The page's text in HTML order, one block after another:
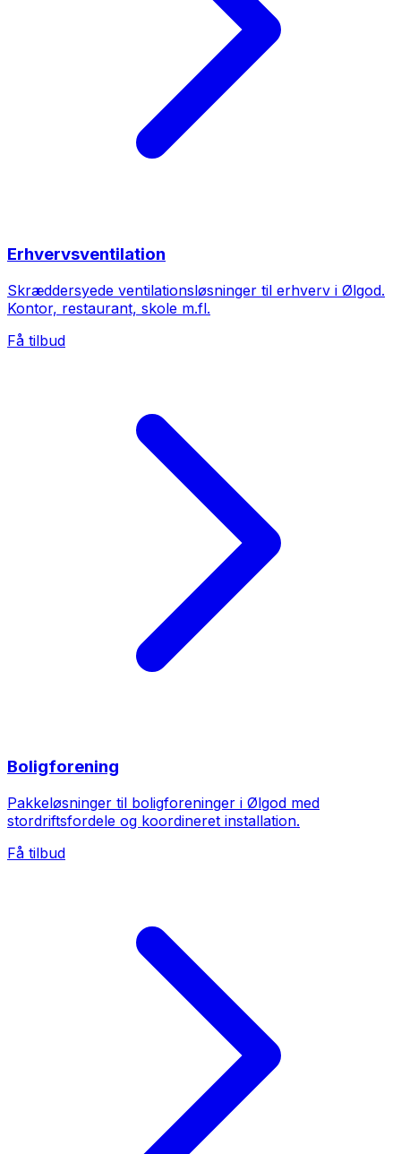
Erhvervsventilation
Skræddersyede ventilationsløsninger til erhverv i Ølgod.
Kontor, restaurant, skole m.fl.
Få tilbud
Boligforening
Pakkeløsninger til boligforeninger i Ølgod med
stordriftsfordele og koordineret installation.
Få tilbud